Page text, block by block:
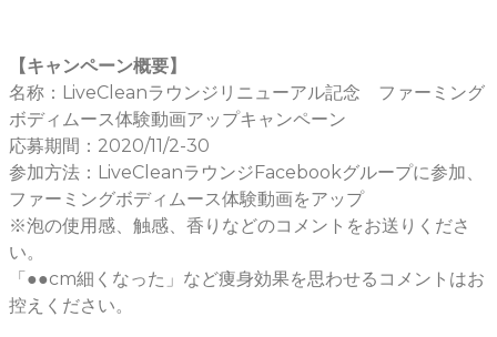
【キャンペーン概要】
名称：LiveCleanラウンジリニューアル記念 ファーミング
ボディムース体験動画アップキャンペーン
応募期間：2020/11/2-30
参加方法：LiveCleanラウンジFacebookグループに参加、
ファーミングボディムース体験動画をアップ
※泡の使用感、触感、香りなどのコメントをお送りくださ
い。
「●●cm細くなった」など痩身効果を思わせるコメントはお
控えください。